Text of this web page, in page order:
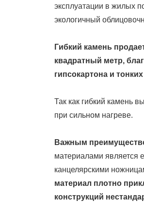
эксплуатации в жилых
экологичный
Гибкий камень
квадратный метр,
гипсокартона и
Так как гибкий камень
при сильном нагреве.
Важным
материалами является
канцелярскими
материал плотно
конструкций